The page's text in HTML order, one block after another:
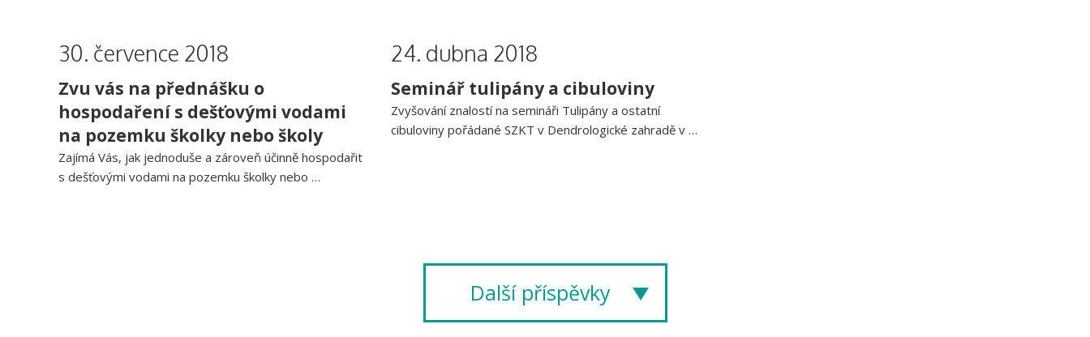
30. července 2018
Zvu vás na přednášku o
hospodaření s dešťovými vodami
na pozemku školky nebo školy
Zajímá Vás, jak jednoduše a zároveň účinně hospodařit
s dešťovými vodami na pozemku školky nebo …
24. dubna 2018
Seminář tulipány a cibuloviny
Zvyšování znalostí na semináři Tulipány a ostatní
cibuloviny pořádané SZKT v Dendrologické zahradě v …
Další příspěvky